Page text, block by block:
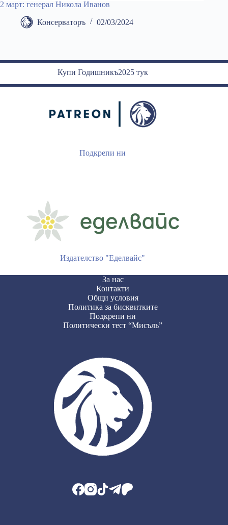
2 март: генерал Никола Иванов
Консерваторъ 02/03/2024
Купи Годишникъ2025 тук
Подкрепи ни
Издателство "Еделвайс"
За нас
Контакти
Общи условия
Политика за бисквитките
Подкрепи ни
Политически тест “Мисъль”